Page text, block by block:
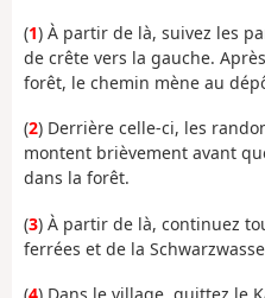
(1) À partir de là, suivez les
de crête vers la gauche.
forêt, le chemin mène au
(2) Derrière celle-ci, les
montent brièvement avant
dans la forêt.
(3) À partir de là, continuez
ferrées et de la